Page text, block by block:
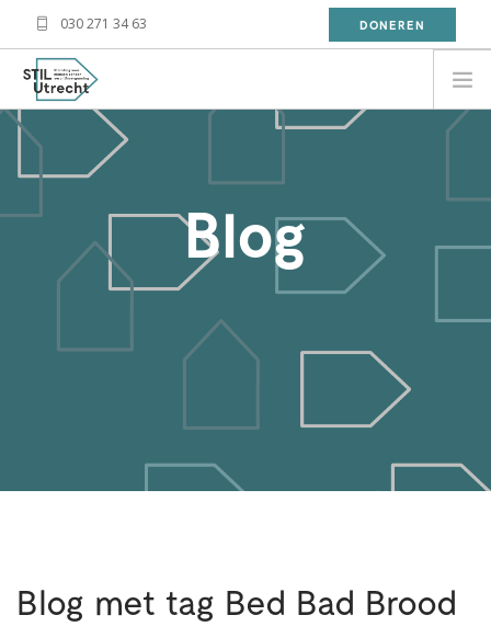
030 271 34 63 DONEREN
NEED HELP?
BESOIN D'AIDE?
معلومة
WAT DOET STIL?
WAT KAN JIJ DOEN?
NIEUWS
Blog
Blog met tag Bed Bad Brood